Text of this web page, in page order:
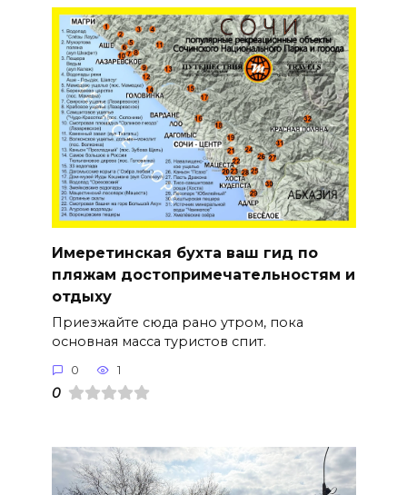
Имеретинская бухта ваш гид по
пляжам достопримечательностям и
отдыху
Приезжайте сюда рано утром, пока
основная масса туристов спит.
0 1
0